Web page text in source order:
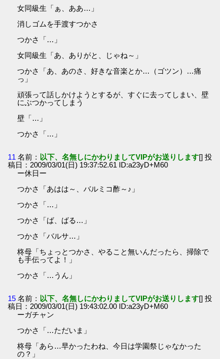
女同級生「ぁ、ああ…」
消しゴムを手渡すつかさ
つかさ「…」
女同級生「あ、ありがと、じゃね～」
つかさ「あ、あのさ、好きな音楽とか…（ゴツン）…痛
っ」
頑張って話しかけようとするが、すぐに去ってしまい、壁
にぶつかってしまう
壁「…」
つかさ「…」
11 名前： 以下、名無しにかわりましてVIPがお送りします[] 投
稿日：2009/03/01(日) 19:37:52.61 ID:a23yD+M60
ー休日ー
つかさ「あはは～、バルミコ酢～♪」
つかさ「…」
つかさ「ば、ばる…」
つかさ「バルサ…」
柊母「ちょっとつかさ、やること無いんだったら、掃除で
も手伝ってよ！」
つかさ「…うん」
15 名前： 以下、名無しにかわりましてVIPがお送りします[] 投
稿日：2009/03/01(日) 19:43:02.00 ID:a23yD+M60
ーガチャン
つかさ「…ただいま」
柊母「あら…早かったわね、今日は学園祭じゃなかった
の？」